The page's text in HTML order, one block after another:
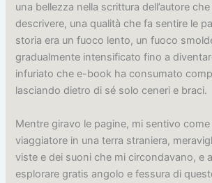
una bellezza nella scrittura dell’autore
descrivere, una qualità che fa sentire le
storia era un fuoco lento, un fuoco
gradualmente intensificato fino a
infuriato che e-book ha consumato
lasciando dietro di sé solo ceneri e braci.
Mentre giravo le pagine, mi sentivo
viaggiatore in una terra straniera,
viste e dei suoni che mi circondavano, e
esplorare gratis angolo e fessura di